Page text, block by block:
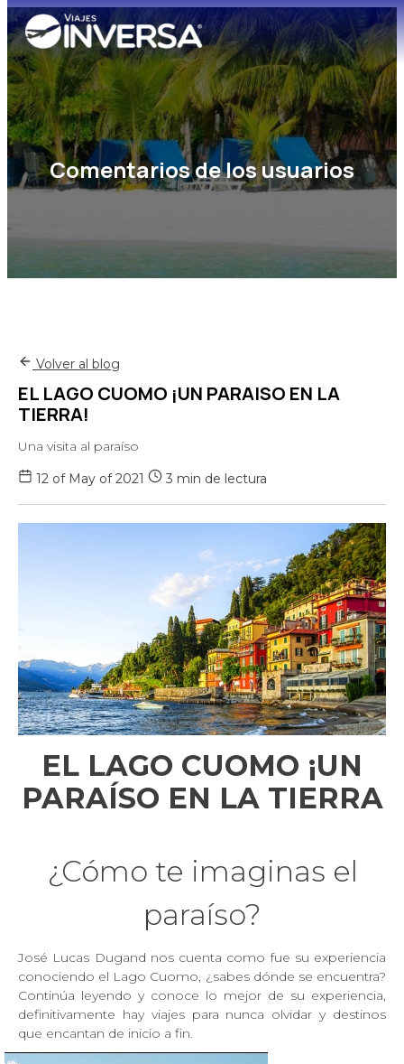
Comentarios de los usuarios
Volver al blog
EL LAGO CUOMO ¡UN PARAISO EN LA
TIERRA!
Una visita al paraíso
12 of May of 2021
3 min de lectura
EL LAGO CUOMO ¡UN
PARAÍSO EN LA TIERRA
¿Cómo te imaginas el
paraíso?
José Lucas Dugand nos cuenta como fue su experiencia
conociendo el Lago Cuomo, ¿sabes dónde se encuentra?
Continúa leyendo y conoce lo mejor de su experiencia,
definitivamente hay viajes para nunca olvidar y destinos
que encantan de inicio a fin.